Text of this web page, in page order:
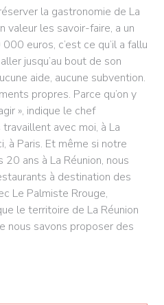
la gastronomie de La
valeur les savoir-faire, a un
euros, c’est ce qu’il a fallu
jusqu’au bout de son
aide, aucune subvention.
propres. Parce qu’on y
», indique le chef
avec moi, à La
à Paris. Et même si notre
ans à La Réunion, nous
à destination des
Le Palmiste Rrouge,
le territoire de La Réunion
nous savons proposer des